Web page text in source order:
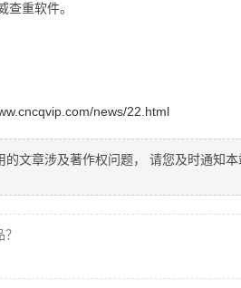
重软件。
news/22.html
文章涉及著作权问题， 请您及时通知本